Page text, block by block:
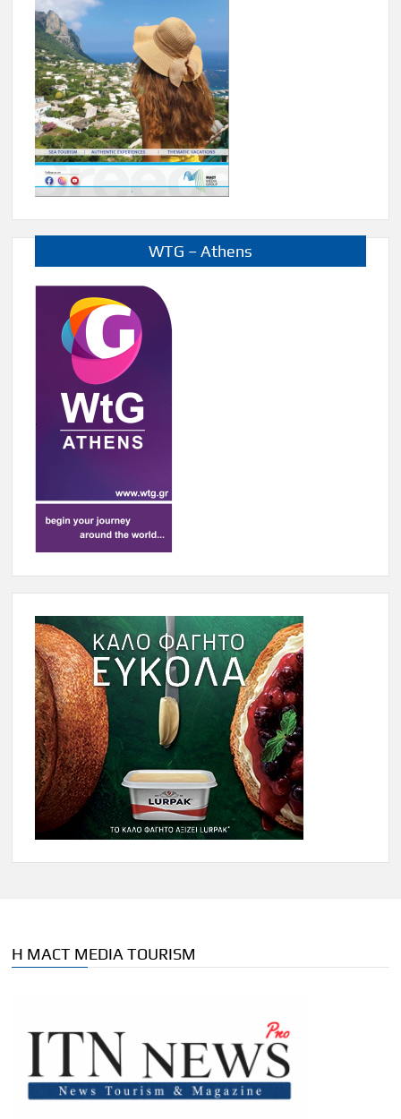
WTG – Athens
Η MACT MEDIA TOURISM